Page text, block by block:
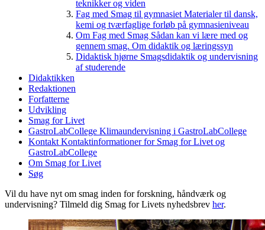
teknikker og viden
Fag med Smag til gymnasiet Materialer til dansk,
kemi og tværfaglige forløb på gymnasieniveau
Om Fag med Smag Sådan kan vi lære med og
gennem smag. Om didaktik og læringssyn
Didaktisk hjørne Smagsdidaktik og undervisning
af studerende
Didaktikken
Redaktionen
Forfatterne
Udvikling
Smag for Livet
GastroLabCollege Klimaundervisning i GastroLabCollege
Kontakt Kontaktinformationer for Smag for Livet og
GastroLabCollege
Om Smag for Livet
Søg
Vil du have nyt om smag inden for forskning, håndværk og
undervisning? Tilmeld dig Smag for Livets nyhedsbrev her.